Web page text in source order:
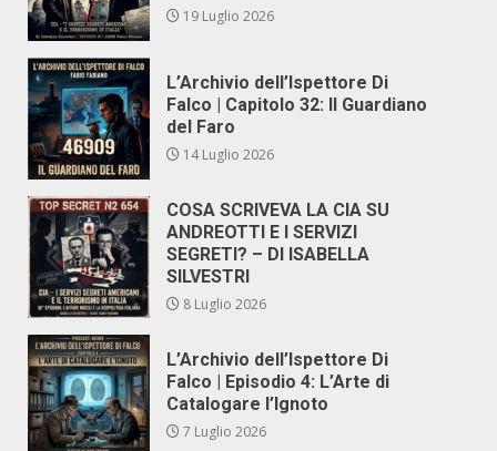
19 Luglio 2026
L’Archivio dell’Ispettore Di
Falco | Capitolo 32: Il Guardiano
del Faro
14 Luglio 2026
COSA SCRIVEVA LA CIA SU
ANDREOTTI E I SERVIZI
SEGRETI? – DI ISABELLA
SILVESTRI
8 Luglio 2026
L’Archivio dell’Ispettore Di
Falco | Episodio 4: L’Arte di
Catalogare l’Ignoto
7 Luglio 2026